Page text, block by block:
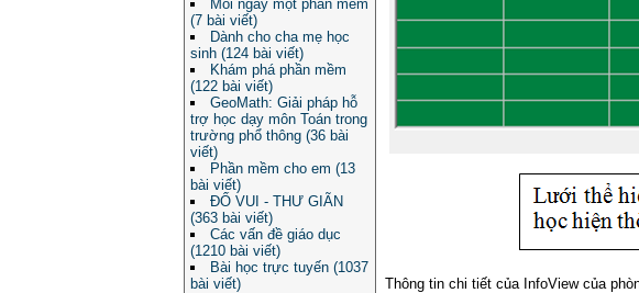
Mỗi ngày một phần mềm
(7 bài viết)
Dành cho cha mẹ học
sinh (124 bài viết)
Khám phá phần mềm
(122 bài viết)
GeoMath: Giải pháp hỗ
trợ học dạy môn Toán trong
trường phổ thông (36 bài
viết)
Phần mềm cho em (13
bài viết)
ĐỐ VUI - THƯ GIÃN
(363 bài viết)
Các vấn đề giáo dục
(1210 bài viết)
Bài học trực tuyến (1037
bài viết)
Thông tin chi tiết của InfoView của